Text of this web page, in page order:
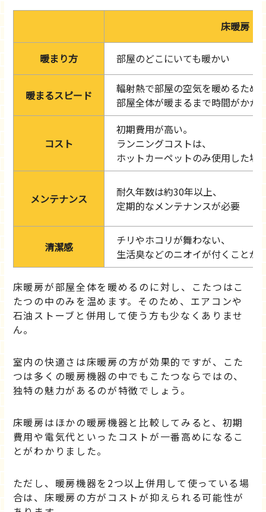
床暖房
暖まり方 部屋のどこにいても暖かい
暖まるスピード
輻射熱で部屋の空気を暖めるため
部屋全体が暖まるまで時間がかか
コスト
初期費用が高い。
ランニングコストは、
ホットカーペットのみ使用した場
メンテナンス
耐久年数は約30年以上、
定期的なメンテナンスが必要
清潔感
チリやホコリが舞わない、
生活臭などのニオイが付くことが
床暖房が部屋全体を暖めるのに対し、こたつはこ
たつの中のみを温めます。そのため、エアコンや
石油ストーブと併用して使う方も少なくありませ
ん。
室内の快適さは床暖房の方が効果的ですが、こた
つは多くの暖房機器の中でもこたつならではの、
独特の魅力があるのが特徴でしょう。
床暖房はほかの暖房機器と比較してみると、初期
費用や電気代といったコストが一番高めになるこ
とがわかりました。
ただし、暖房機器を2つ以上併用して使っている場
合は、床暖房の方がコストが抑えられる可能性が